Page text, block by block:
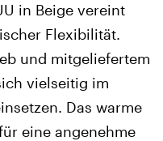
in Beige vereint
Flexibilität.
und mitgeliefertem
vielseitig im
Das warme
eine angenehme